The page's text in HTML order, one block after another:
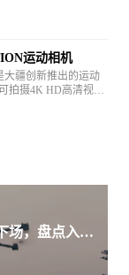
运动相机
大疆创新推出的运动
拍摄4K HD高清视
场，盘点入围